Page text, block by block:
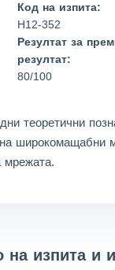
Код на изпита:
H12-352
Резултат за
резултат:
80/100
теоретични
широкомащабни
мрежата.
изпита и